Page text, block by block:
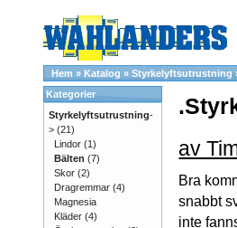
Hem »Katalog »Styrkelyftsutrustning
av
Bra
snabbt
inte
Kategorier
Styrkelyftsutrustning-
> (21)
Lindor (1)
Bälten (7)
Skor (2)
Dragremmar (4)
Magnesia
Kläder (4)